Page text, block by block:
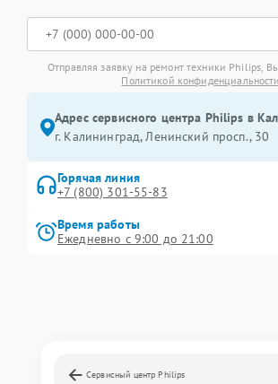
Отправляя заявку на ремонт техники Philips,
Политикой конфиденциальности
Адрес сервисного центра Philips в
г. Калининград, Ленинский просп., 30
Горячая линия
+7 (800) 301-55-83
Время работы
Ежедневно с 9:00 до 21:00
Сервисный центр Philips